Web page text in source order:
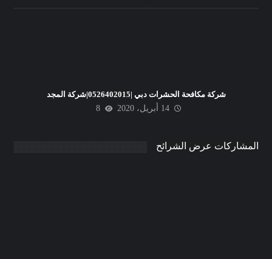
شركة مكافحة الحشرات دبي |0526402015|شركة المجد
14 أبريل، 2020
8
المشاركات عرض الشرائح